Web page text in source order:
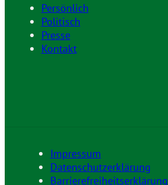
Persönlich
Politisch
Presse
Kontakt
Impressum
Datenschutzerklärung
Barrierefreiheitserklärung